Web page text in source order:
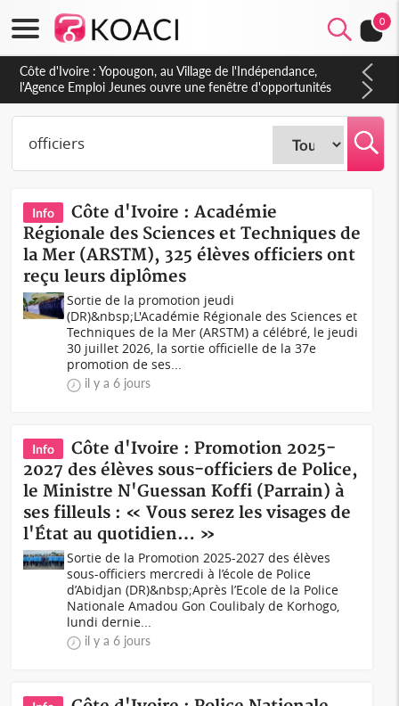
0
Côte d'Ivoire : CHU de Treichville, après la fronde, les agents
contractuels obtiennent un accord avec la direction sur les
arriérés du SMIG 2023
Info
Côte d'Ivoire : Académie
Régionale des Sciences et Techniques de
la Mer (ARSTM), 325 élèves officiers ont
reçu leurs diplômes
Sortie de la promotion jeudi
(DR)&nbsp;L'Académie Régionale des Sciences et
Techniques de la Mer (ARSTM) a célébré, le jeudi
30 juillet 2026, la sortie officielle de la 37e
promotion de ses...
il y a 6 jours
Info
Côte d'Ivoire : Promotion 2025-
2027 des élèves sous-officiers de Police,
le Ministre N'Guessan Koffi (Parrain) à
ses filleuls : « Vous serez les visages de
l'État au quotidien… »
Sortie de la Promotion 2025-2027 des élèves
sous-officiers mercredi à l’école de Police
d’Abidjan (DR)&nbsp;Après l’Ecole de la Police
Nationale Amadou Gon Coulibaly de Korhogo,
lundi dernie...
il y a 6 jours